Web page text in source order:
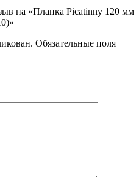
на «Планка Picatinny 120 мм
Обязательные поля